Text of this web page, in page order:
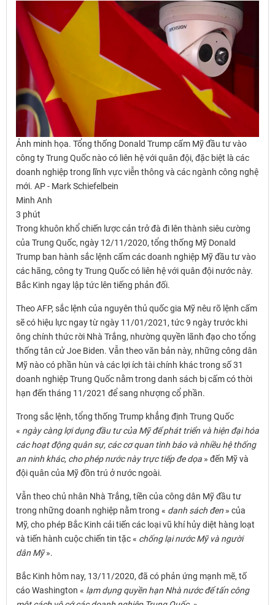
Ảnh minh họa. Tổng thống Donald Trump cấm Mỹ đầu tư vào
công ty Trung Quốc nào có liên hệ với quân đội, đặc biệt là các
doanh nghiệp trong lĩnh vực viễn thông và các ngành công nghệ
mới. AP - Mark Schiefelbein
Minh Anh
3 phút
Trong khuôn khổ chiến lược cản trở đà đi lên thành siêu cường
của Trung Quốc, ngày 12/11/2020, tổng thống Mỹ Donald
Trump ban hành sắc lệnh cấm các doanh nghiệp Mỹ đầu tư vào
các hãng, công ty Trung Quốc có liên hệ với quân đội nước này.
Bắc Kinh ngay lập tức lên tiếng phản đối.
Theo AFP, sắc lệnh của nguyên thủ quốc gia Mỹ nêu rõ lệnh cấm
sẽ có hiệu lực ngay từ ngày 11/01/2021, tức 9 ngày trước khi
ông chính thức rời Nhà Trắng, nhường quyền lãnh đạo cho tổng
thống tân cử Joe Biden. Vẫn theo văn bản này, những công dân
Mỹ nào có phần hùn và các lợi ích tài chính khác trong số 31
doanh nghiệp Trung Quốc nằm trong danh sách bị cấm có thời
hạn đến tháng 11/2021 để sang nhượng cổ phần.
Trong sắc lệnh, tổng thống Trump khẳng định Trung Quốc
« ngày càng lợi dụng đầu tư của Mỹ để phát triển và hiện đại hóa
các hoạt động quân sự, các cơ quan tình báo và nhiều hệ thống
an ninh khác, cho phép nước này trực tiếp đe dọa » đến Mỹ và
đội quân của Mỹ đồn trú ở nước ngoài.
Vẫn theo chủ nhân Nhà Trắng, tiền của công dân Mỹ đầu tư
trong những doanh nghiệp nằm trong « danh sách đen » của
Mỹ, cho phép Bắc Kinh cải tiến các loại vũ khí hủy diệt hàng loạt
và tiến hành cuộc chiến tin tặc « chống lại nước Mỹ và người
dân Mỹ».
Bắc Kinh hôm nay, 13/11/2020, đã có phản ứng mạnh mẽ, tố
cáo Washington « lạm dụng quyền hạn Nhà nước để tấn công